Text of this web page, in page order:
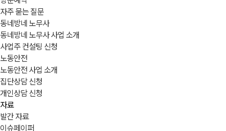
자주 묻는 질문
동네방네 노무사
동네방네 노무사 사업 소개
사업주 컨설팅 신청
노동안전
노동안전 사업 소개
집단상담 신청
개인상담 신청
자료
발간 자료
이슈페이퍼